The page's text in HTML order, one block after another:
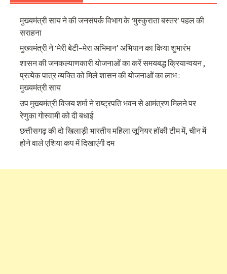
मुख्यमंत्री साय ने की जनसंपर्क विभाग के ‘मुस्कुराता बस्तर’ पहल की
सराहना
मुख्यमंत्री ने ‘मेरी बेटी–मेरा अभिमान’ अभियान का किया शुभारंभ
शासन की जनकल्याणकारी योजनाओं का करें समयबद्ध क्रियान्वयन ,
प्रत्येक पात्र व्यक्ति को मिले शासन की योजनाओं का लाभ :
मुख्यमंत्री साय
उप मुख्यमंत्री विजय शर्मा ने राष्ट्रपति भवन से आमंत्रण मिलने पर
रेणुका गोस्वामी को दी बधाई
छत्तीसगढ़ की दो खिलाड़ी भारतीय महिला जूनियर हॉकी टीम में, चीन में
होने वाले एशिया कप में दिखाएंगी दम